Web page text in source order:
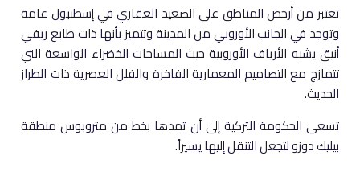
تعتبر من أرخص المناطق على الصعيد العقاري في إسطنبول عامة
وتوجد في الجانب الأوروبي من المدينة وتتميز بأنها ذات طابع ريفي
أنيق يشبه الأرياف الأوروبية حيث المساحات الخضراء الواسعة التي
تتمازج مع التصاميم المعمارية الفاخرة والفلل العصرية ذات الطراز
الحديث.
تسعى الحكومة التركية إلى أن تمدها بخط من متروبوس منطقة
بيليك دوزو لتجعل التنقل إليها يسيراً.